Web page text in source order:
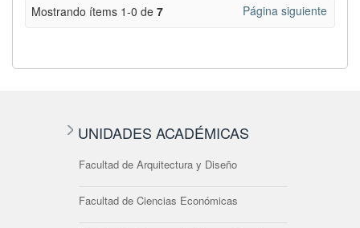
Mostrando ítems 1-0 de 7 Página siguiente
UNIDADES ACADÉMICAS
Facultad de Arquitectura y Diseño
Facultad de Ciencias Económicas